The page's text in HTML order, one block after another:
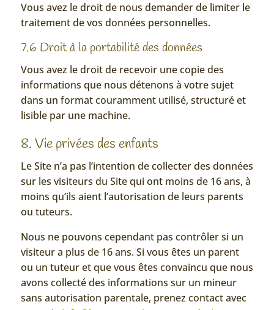
Vous avez le droit de nous demander de limiter le
traitement de vos données personnelles.
7.6 Droit à la portabilité des données
Vous avez le droit de recevoir une copie des
informations que nous détenons à votre sujet
dans un format couramment utilisé, structuré et
lisible par une machine.
8. Vie privées des enfants
Le Site n’a pas l’intention de collecter des données
sur les visiteurs du Site qui ont moins de 16 ans, à
moins qu’ils aient l’autorisation de leurs parents
ou tuteurs.
Nous ne pouvons cependant pas contrôler si un
visiteur a plus de 16 ans. Si vous êtes un parent
ou un tuteur et que vous êtes convaincu que nous
avons collecté des informations sur un mineur
sans autorisation parentale, prenez contact avec